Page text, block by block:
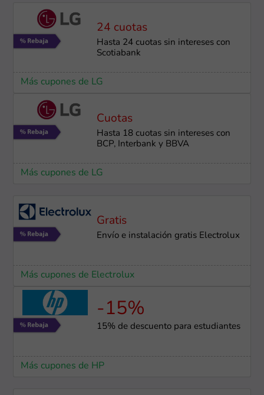
24 cuotas
Hasta 24 cuotas sin intereses con
Scotiabank
Más cupones de LG
Cuotas
Hasta 18 cuotas sin intereses con
BCP, Interbank y BBVA
Más cupones de LG
Gratis
Envío e instalación gratis Electrolux
Más cupones de Electrolux
-15%
15% de descuento para estudiantes
Más cupones de HP